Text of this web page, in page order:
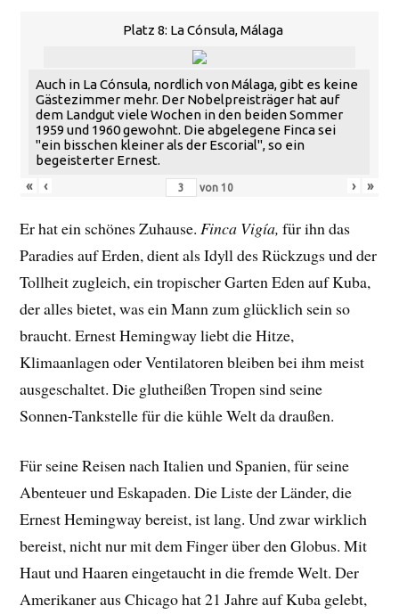
Platz 8: La Cónsula, Málaga
Auch in La Cónsula, nordlich von Málaga, gibt es keine
Gästezimmer mehr. Der Nobelpreisträger hat auf
dem Landgut viele Wochen in den beiden Sommer
1959 und 1960 gewohnt. Die abgelegene Finca sei
"ein bisschen kleiner als der Escorial", so ein
begeisterter Ernest.
«
‹ von 10 › »
Er hat ein schönes Zuhause. Finca Vigía, für ihn das
Paradies auf Erden, dient als Idyll des Rückzugs und der
Tollheit zugleich, ein tropischer Garten Eden auf Kuba,
der alles bietet, was ein Mann zum glücklich sein so
braucht. Ernest Hemingway liebt die Hitze,
Klimaanlagen oder Ventilatoren bleiben bei ihm meist
ausgeschaltet. Die glutheißen Tropen sind seine
Sonnen-Tankstelle für die kühle Welt da draußen.
Für seine Reisen nach Italien und Spanien, für seine
Abenteuer und Eskapaden. Die Liste der Länder, die
Ernest Hemingway bereist, ist lang. Und zwar wirklich
bereist, nicht nur mit dem Finger über den Globus. Mit
Haut und Haaren eingetaucht in die fremde Welt. Der
Amerikaner aus Chicago hat 21 Jahre auf Kuba gelebt,